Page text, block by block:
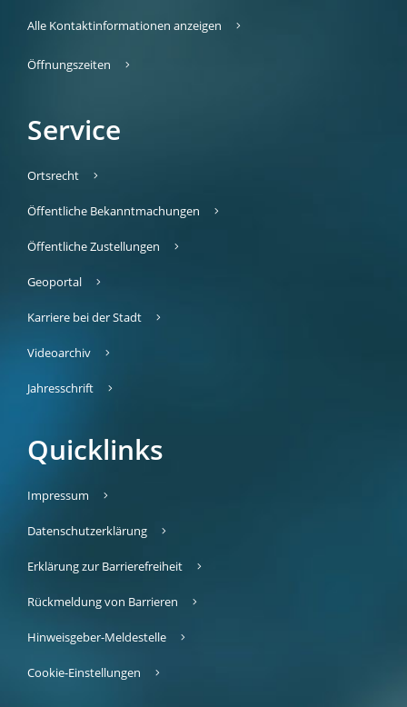
Alle Kontaktinformationen anzeigen
Öffnungszeiten
Service
Ortsrecht
Öffentliche Bekanntmachungen
Öffentliche Zustellungen
Geoportal
Karriere bei der Stadt
Videoarchiv
Jahresschrift
Quicklinks
Impressum
Datenschutzerklärung
Erklärung zur Barrierefreiheit
Rückmeldung von Barrieren
Hinweisgeber-Meldestelle
Cookie-Einstellungen